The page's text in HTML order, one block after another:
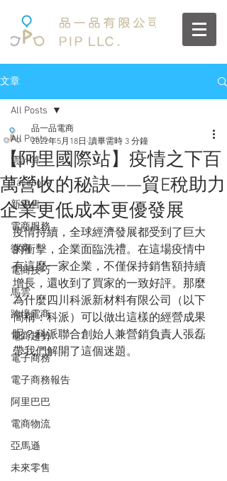
文章
All Posts
雲計算
Facebook
新零售
電商服務
微商
電商技巧
馬雲
跨境電商
電商趨勢
電子商務
電子商務報告
阿里巴巴
電商物流
亞馬遜
未來零售
All Posts
【阿里國際站】疫情之下百
萬營收的秘訣——貿E稅助力
企業更低成本更優發展
品一品電商
2022年5月18日 讀畢需時 3 分鐘
疫情持續，全球經濟發展都受到了巨大
的衝擊，企業面臨洗禮。在這場疫情中
有這麼一家企業，不僅保持銷售額持續
增長，還收到了買家的一致好評。那麼
為什麼四川科派新材料有限公司（以下
簡稱：科派）可以做出這樣的經營成果
呢？科派聯合創始人兼營銷負責人張磊
帶我們解開了這個迷題。